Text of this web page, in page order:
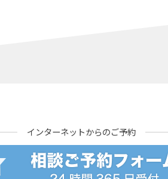
インターネットからのご予約